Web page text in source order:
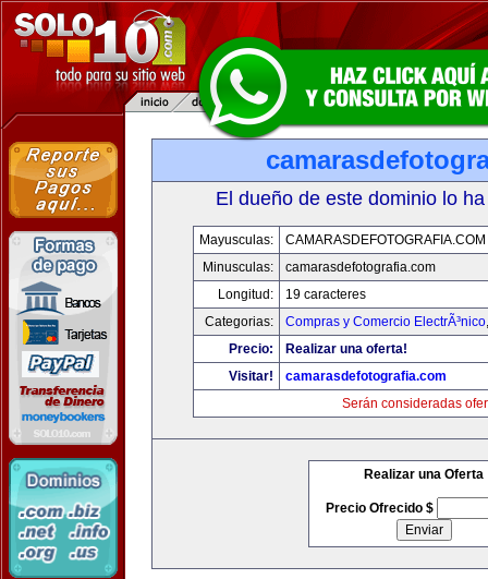
El dueño de este dominio lo
Mayusculas:
CAMARASDEFOTOGRAFIA.COM
Minusculas:
camarasdefotografia.com
Longitud:
19 caracteres
Categorias:
Compras y Comercio ElectrÃ³nico
Precio:
Realizar una oferta!
Visitar!
camarasdefotografia.com
Serán consideradas
Realizar una Oferta
Precio Ofrecido $